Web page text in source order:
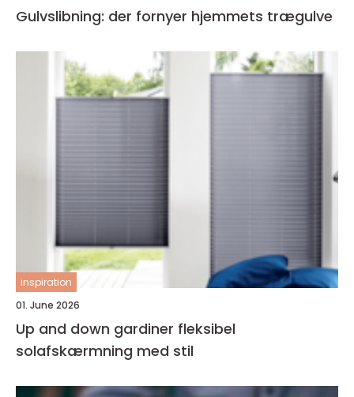
Gulvslibning: der fornyer hjemmets trægulve
inspiration
01. June 2026
Up and down gardiner fleksibel
solafskærmning med stil